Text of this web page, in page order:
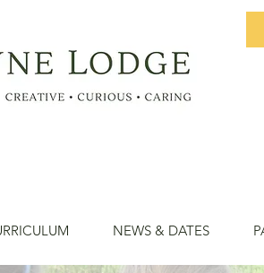
NEWS & DATES